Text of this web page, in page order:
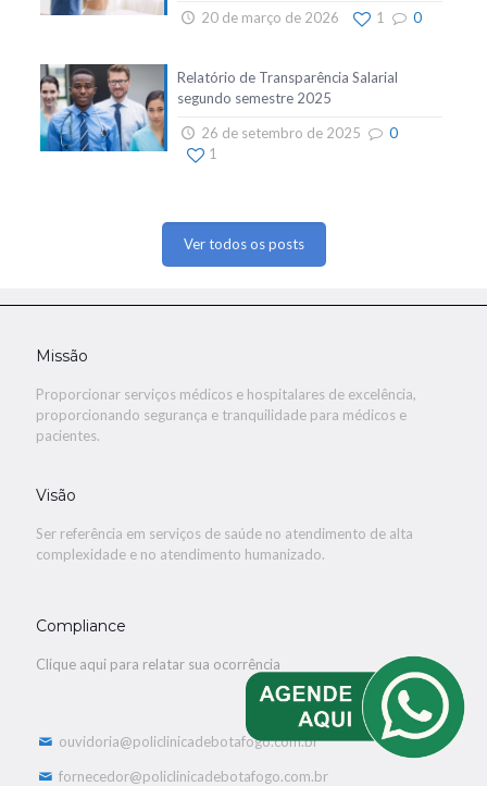
20 de março de 2026
0
1
Relatório de Transparência Salarial
segundo semestre 2025
26 de setembro de 2025
0
1
Ver todos os posts
Missão
Proporcionar serviços médicos e hospitalares de excelência,
proporcionando segurança e tranquilidade para médicos e
pacientes.
Visão
Ser referência em serviços de saúde no atendimento de alta
complexidade e no atendimento humanizado.
Compliance
Clique aqui para relatar sua ocorrência
ouvidoria@policlinicadebotafogo.com.br
fornecedor@policlinicadebotafogo.com.br